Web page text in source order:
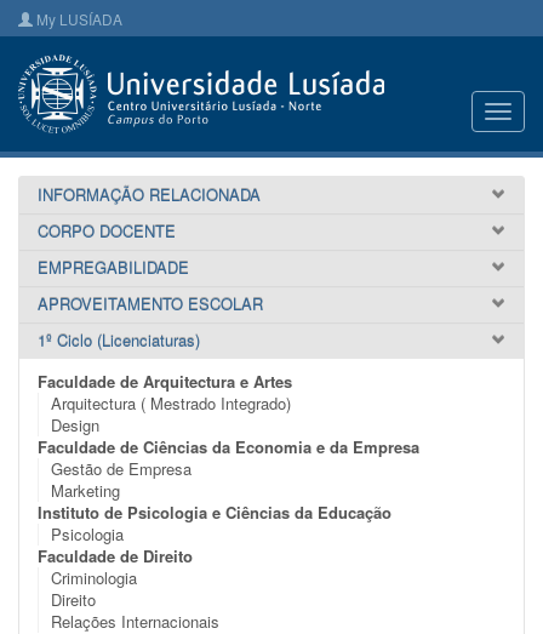
My LUSÍADA
INFORMAÇÃO RELACIONADA
CORPO DOCENTE
EMPREGABILIDADE
APROVEITAMENTO ESCOLAR
1º Ciclo (Licenciaturas)
Faculdade de Arquitectura e Artes
Arquitectura ( Mestrado Integrado)
Design
Faculdade de Ciências da Economia e da Empresa
Gestão de Empresa
Marketing
Instituto de Psicologia e Ciências da Educação
Psicologia
Faculdade de Direito
Criminologia
Direito
Relações Internacionais